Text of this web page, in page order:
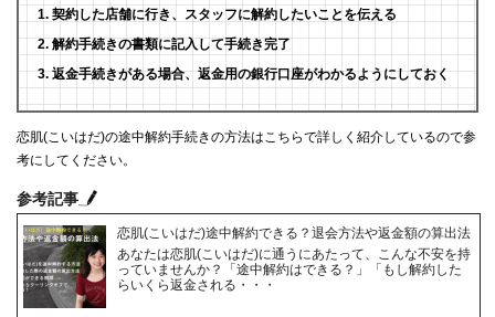
契約した店舗に行き、スタッフに解約したいことを伝える
解約手続きの書類に記入して手続き完了
返金手続きがある場合、返金用の銀行口座がわかるようにしておく
恋肌(こいはだ)の途中解約手続きの方法はこちらで詳しく紹介しているので参
考にしてください。
参考記事
恋肌(こいはだ)途中解約できる？退会方法や返金額の算出法
あなたは恋肌(こいはだ)に通うにあたって、こんな不安を持
っていませんか？「途中解約はできる？」「もし解約した
らいくら返金される・・・